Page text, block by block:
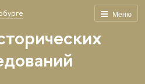
Меню